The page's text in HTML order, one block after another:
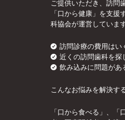
ご提供いただき、訪問
「口から健康」を支
科協会が運営しています
訪問診療の費用はい
近くの訪問歯科を探
飲み込みに問題があ
こんなお悩みを解決す
「口から食べる」、